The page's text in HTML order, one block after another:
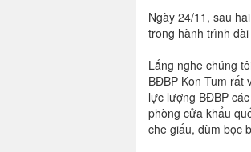
Ngày 24/11, sau
trong hành trình
Lắng nghe chúng
BĐBP Kon Tum rất
lực lượng BĐBP
phòng cửa khẩu
che giấu, đùm bọc